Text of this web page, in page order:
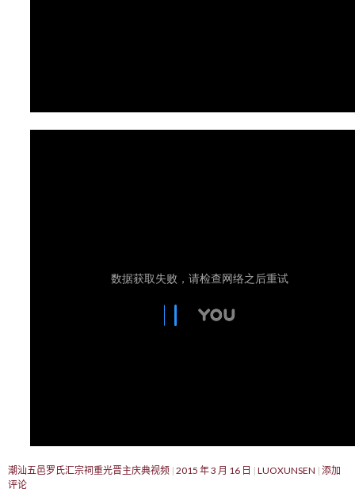
潮汕五邑罗氏汇宗祠重光晋主庆典视频 2015 年 3 月 16 日 LUOXUNSEN 添加
评论